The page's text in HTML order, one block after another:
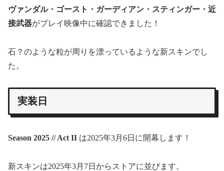
ヴァンダル・ゴースト・ガーディアン・スティンガー・近
接武器がプレイ映像中に確認できました！
石？のような粒が周りを漂っているような新スキンでし
た。
実装日
Season 2025 // Act II は2025年3月6日に開幕します！
新スキンは2025年3月7日からストアに並びます。